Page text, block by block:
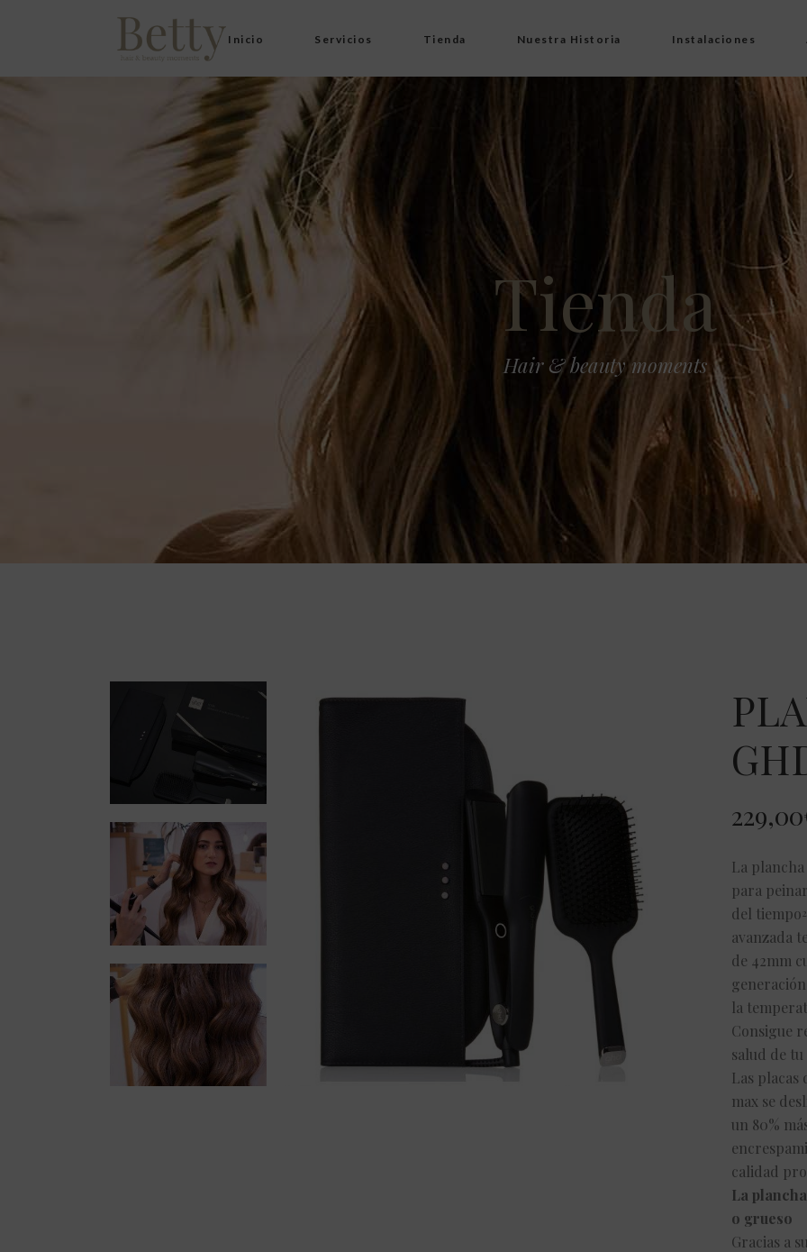
Inicio Servicios Tienda Nuestra Historia Instalaciones
Tienda
Hair & beauty moments
229,00
La
para
del tiempo 2
avanzada
de 42mm
la
Consigue
salud de
Las placas
max se
un 80%
calidad
La
o grueso
Gracias a